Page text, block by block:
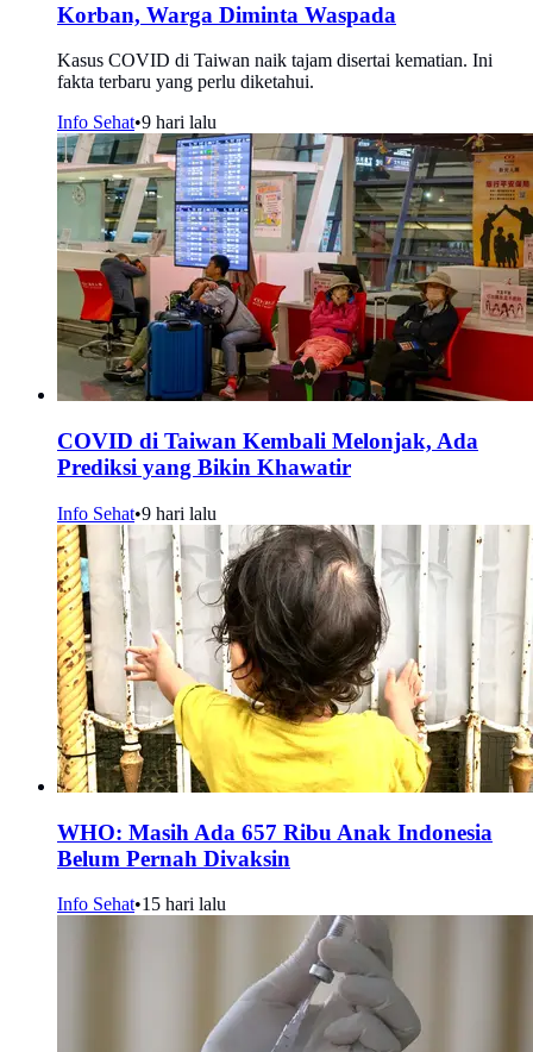
Korban, Warga Diminta Waspada
Kasus COVID di Taiwan naik tajam disertai kematian. Ini
fakta terbaru yang perlu diketahui.
Info Sehat•9 hari lalu
COVID di Taiwan Kembali Melonjak, Ada
Prediksi yang Bikin Khawatir
Info Sehat•9 hari lalu
WHO: Masih Ada 657 Ribu Anak Indonesia
Belum Pernah Divaksin
Info Sehat•15 hari lalu